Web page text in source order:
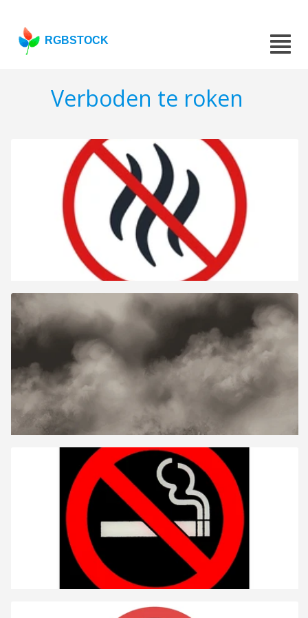
RGBSTOCK
Verboden te roken